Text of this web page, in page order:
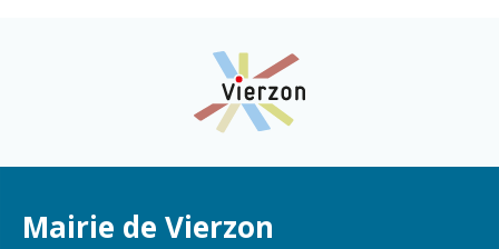
Mairie de Vierzon